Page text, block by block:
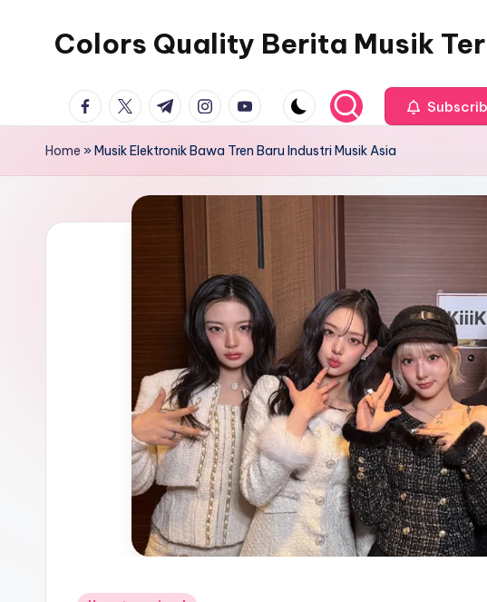
Colors Quality Berita Musik
facebook.com
twitter.com
t.me instagram.com
youtube.com
Home »Musik Elektronik Bawa Tren Baru Industri Musik Asia